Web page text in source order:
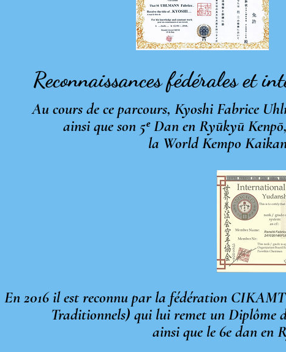
Reconnaissances fédérales et
Au cours de ce parcours, Kyoshi Fabrice
ainsi que son 5ᵉ Dan en RyūkyūKenpō
la World Kempo
En 2016 il est reconnu par la fédération
Traditionnels) qui lui remet un
que le 6e dan en